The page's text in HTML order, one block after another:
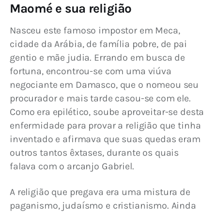
Maomé e sua religião
Nasceu este famoso impostor em Meca,
cidade da Arábia, de família pobre, de pai
gentio e mãe judia. Errando em busca de
fortuna, encontrou-se com uma viúva
negociante em Damasco, que o nomeou seu
procurador e mais tarde casou-se com ele.
Como era epilético, soube aproveitar-se desta
enfermidade para provar a religião que tinha
inventado e afirmava que suas quedas eram
outros tantos êxtases, durante os quais
falava com o arcanjo Gabriel.
A religião que pregava era uma mistura de
paganismo, judaísmo e cristianismo. Ainda